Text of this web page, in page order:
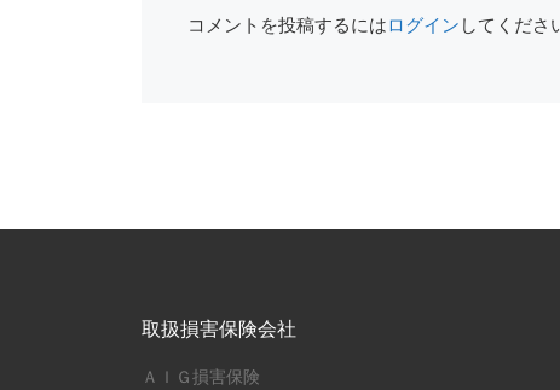
コメントを投稿するにはログイン してくださ
取扱損害保険会社
ＡＩＧ損害保険